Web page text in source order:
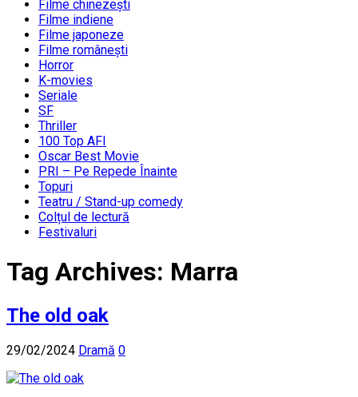
Filme chinezești
Filme indiene
Filme japoneze
Filme românești
Horror
K-movies
Seriale
SF
Thriller
100 Top AFI
Oscar Best Movie
PRI – Pe Repede Înainte
Topuri
Teatru / Stand-up comedy
Colțul de lectură
Festivaluri
Tag Archives: Marra
The old oak
29/02/2024 Dramă 0